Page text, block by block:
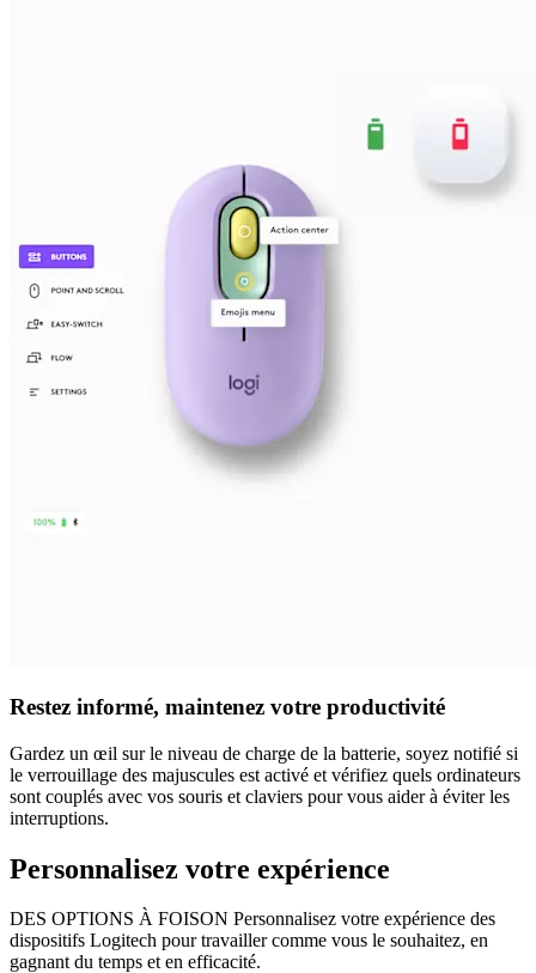
Restez informé, maintenez votre productivité
Gardez un œil sur le niveau de charge de la batterie, soyez notifié si
le verrouillage des majuscules est activé et vérifiez quels ordinateurs
sont couplés avec vos souris et claviers pour vous aider à éviter les
interruptions.
Personnalisez votre expérience
DES OPTIONS À FOISON Personnalisez votre expérience des
dispositifs Logitech pour travailler comme vous le souhaitez, en
gagnant du temps et en efficacité.